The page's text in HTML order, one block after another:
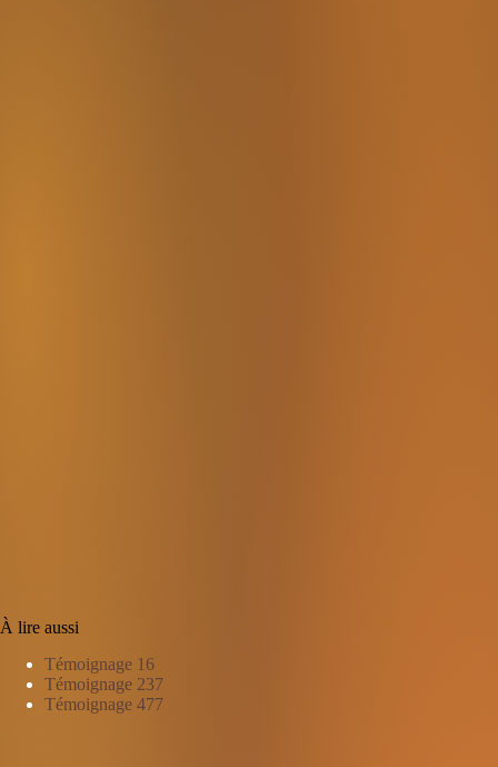
À lire aussi
Témoignage 16
Témoignage 237
Témoignage 477